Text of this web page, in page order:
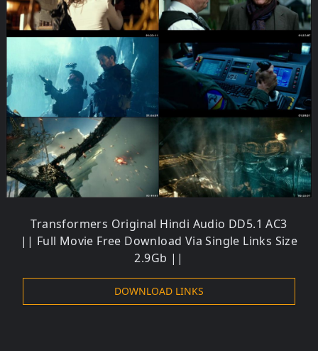
Transformers Original Hindi Audio DD5.1 AC3
|| Full Movie Free Download Via Single Links Size
2.9Gb ||
DOWNLOAD LINKS